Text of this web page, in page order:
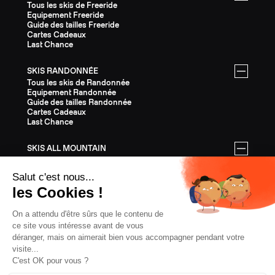
Tous les skis de Freeride
Equipement Freeride
Guide des tailles Freeride
Cartes Cadeaux
Last Chance
SKIS RANDONNÉE
Tous les skis de Randonnée
Equipement Randonnée
Guide des tailles Randonnée
Cartes Cadeaux
Last Chance
SKIS ALL MOUNTAIN
Guide des tailles All Mountain
Cartes Cadeaux
Last Chance
ÉQUIPEMENT
Tout l'Équipement
Casques
Fixations
Bâtons